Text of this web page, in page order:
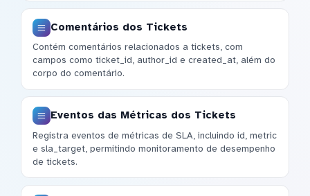
Comentários dos Tickets
Contém comentários relacionados a tickets, com
campos como ticket_id, author_id e created_at, além do
corpo do comentário.
Eventos das Métricas dos Tickets
Registra eventos de métricas de SLA, incluindo id, metric
e sla_target, permitindo monitoramento de desempenho
de tickets.